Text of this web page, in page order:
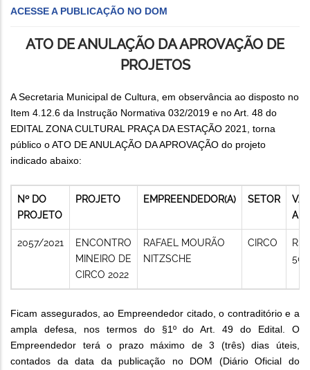
ACESSE A PUBLICAÇÃO NO DOM
ATO DE ANULAÇÃO DA APROVAÇÃO DE
PROJETOS
A Secretaria Municipal de Cultura, em observância ao disposto no
Item 4.12.6 da Instrução Normativa 032/2019 e no Art. 48 do
EDITAL ZONA CULTURAL PRAÇA DA ESTAÇÃO 2021, torna
público o ATO DE ANULAÇÃO DA APROVAÇÃO do projeto
indicado abaixo:
Nº DO
PROJETO
PROJETO EMPREENDEDOR(A) SETOR
2057/2021
ENCONTRO
MINEIRO DE
CIRCO 2022
RAFAEL MOURÃO
NITZSCHE
CIRCO
R$
Ficam assegurados, ao Empreendedor citado, o contraditório e a
ampla defesa, nos termos do §1º do Art. 49 do Edital. O
Empreendedor terá o prazo máximo de 3 (três) dias úteis,
contados da data da publicação no DOM (Diário Oficial do